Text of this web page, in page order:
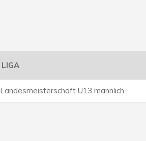
LIGA
Landesmeisterschaft U13 männlich